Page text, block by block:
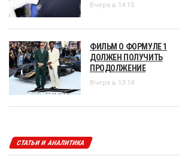
Вчера в 14:15
ФИЛЬМ О ФОРМУЛЕ 1
ДОЛЖЕН ПОЛУЧИТЬ
ПРОДОЛЖЕНИЕ
Вчера в 13:14
СТАТЬИ И АНАЛИТИКА